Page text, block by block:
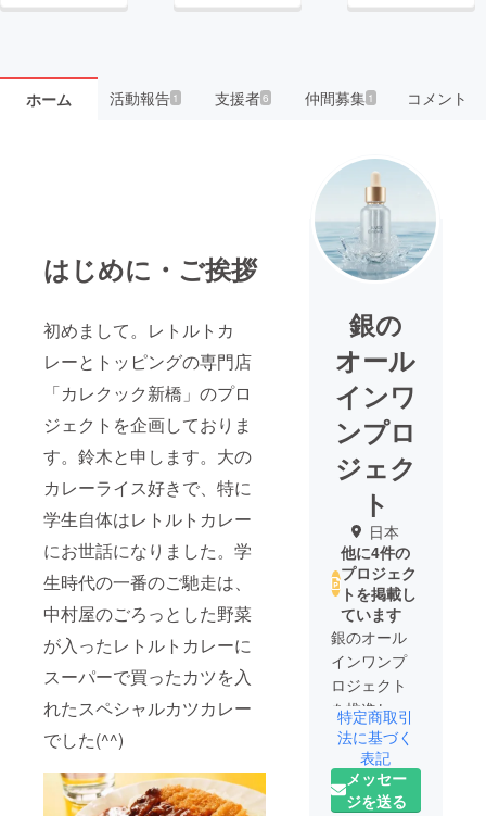
ホーム 活動報告1 支援者6 仲間募集 1 コメント
はじめに・ご挨拶
初めまして。レトルトカ
レーとトッピングの専門店
「カレクック新橋」のプロ
ジェクトを企画しておりま
す。鈴木と申します。大の
カレーライス好きで、特に
学生自体はレトルトカレー
にお世話になりました。学
生時代の一番のご馳走は、
中村屋のごろっとした野菜
が入ったレトルトカレーに
スーパーで買ったカツを入
れたスペシャルカツカレー
でした(^^)
銀の
オール
インワ
ンプロ
ジェク
ト
日本
他に4件の
プロジェク
トを掲載し
ています
銀のオール
インワンプ
ロジェクト
を推進して
います。ア
トピー向け
にオゾンを
配合した保
特定商取引
法に基づく
表記
メッセー
ジを送る